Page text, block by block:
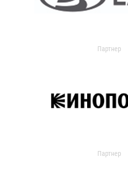
Партнер
Партнер